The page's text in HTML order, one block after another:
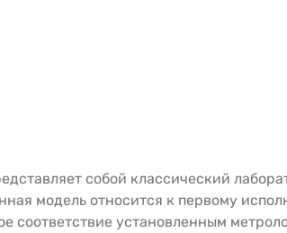
собой классический
модель относится к первому
соответствие установленным